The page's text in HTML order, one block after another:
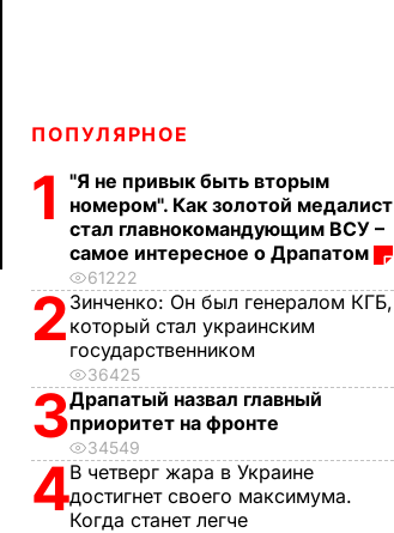
ПОПУЛЯРНОЕ
1
"Я не привык быть вторым
номером". Как золотой медалист
стал главнокомандующим ВСУ –
самое интересное о Драпатом
61222
2 Зинченко: Он был генералом КГБ,
который стал украинским
государственником
36425
3Драпатый назвал главный
приоритет на фронте
34549
4В четверг жара в Украине
достигнет своего максимума.
Когда станет легче